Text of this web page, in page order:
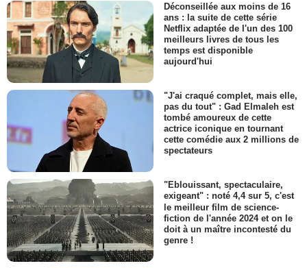
Déconseillée aux moins de 16
ans : la suite de cette série
Netflix adaptée de l'un des 100
meilleurs livres de tous les
temps est disponible
aujourd'hui
"J'ai craqué complet, mais elle,
pas du tout" : Gad Elmaleh est
tombé amoureux de cette
actrice iconique en tournant
cette comédie aux 2 millions de
spectateurs
"Eblouissant, spectaculaire,
exigeant" : noté 4,4 sur 5, c'est
le meilleur film de science-
fiction de l'année 2024 et on le
doit à un maître incontesté du
genre !